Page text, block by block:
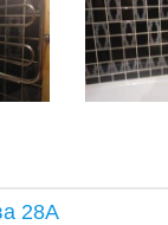
28А